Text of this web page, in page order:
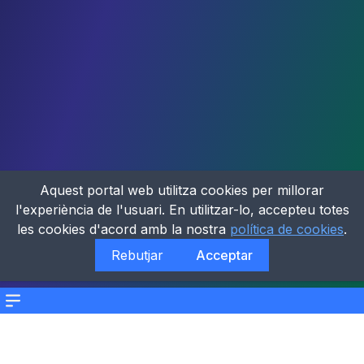
Menu
Aquest portal web utilitza cookies per millorar
l'experiència de l'usuari. En utilitzar-lo, accepteu totes
les cookies d'acord amb la nostra política de cookies.
Rebutjar
Acceptar